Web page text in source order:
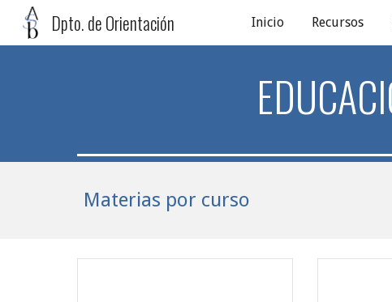
Skip to
Dpto. de Orientación Inicio Recursos
Materias por curso